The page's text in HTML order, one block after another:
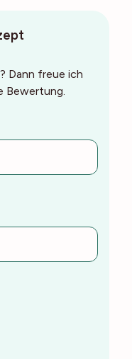
Dann freue ich
Bewertung.